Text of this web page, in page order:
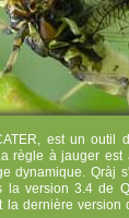
est un outil
règle à jauger
dynamique. Qràj
la version 3.4 de
la dernière